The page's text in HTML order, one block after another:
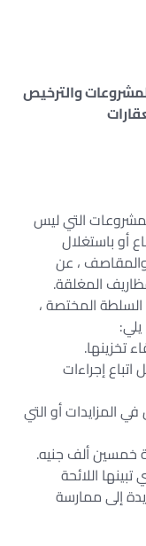
والترخيص
التي ليس
أو باستغلال
والمقاصف ، عن
المغلقة.
المختصة ،
تخزينها.
إجراءات
المزايدات أو التي
خمسين ألف جنيه.
اللائحة
إلى ممارسة